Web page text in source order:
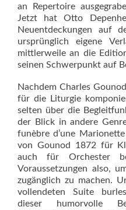
an Repertoire
Jetzt hat Otto
Neuentdeckungen auf
ursprünglich eigene
mittlerweile an die
seinen Schwerpunkt auf
Nachdem Charles
für die Liturgie
selten über die
der Blick in andere
funèbre d’une
von Gounod 1872 für
auch für Orchester
Voraussetzungen also,
zugänglich zu machen.
vollendeten Suite
dieser humorvolle